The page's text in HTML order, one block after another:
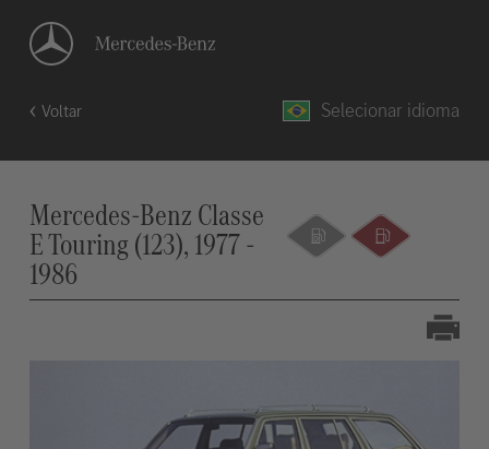
Voltar Selecionar idioma
Mercedes-Benz Classe
E Touring (123), 1977 -
1986